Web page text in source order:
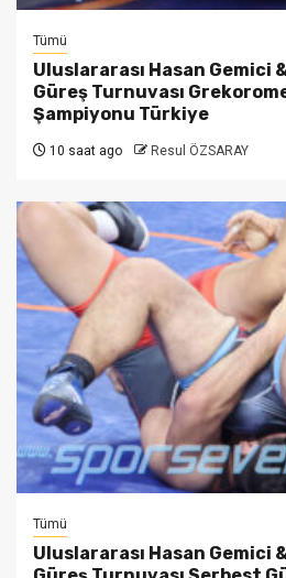
Tümü
Uluslararası Hasan Gemici
Güreş Turnuvası
Şampiyonu Türkiye
10 saat ago Resul ÖZSARAY
Tümü
Uluslararası Hasan Gemici